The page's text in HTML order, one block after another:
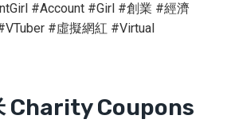
#Account #Girl #創業 #經濟
#虛擬網紅 #Virtual
Charity Coupons